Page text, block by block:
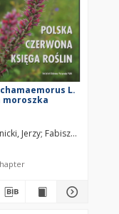
L.
moroszka
Jerzy Fabiszewski, Jerzy